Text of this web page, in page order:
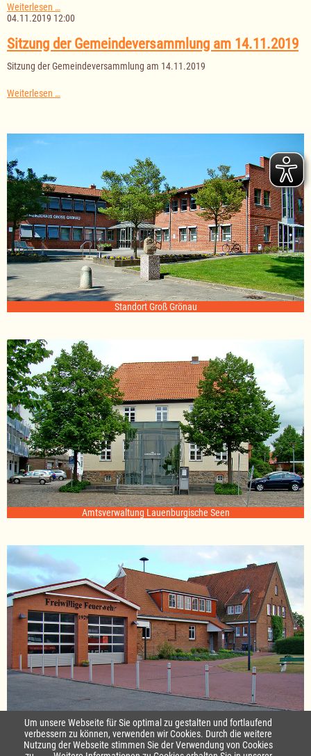
Weiterlesen …
der
am
14.11.2019
04.11.2019 12:00
Sitzung der Gemeindeversammlung am 14.11.2019
Sitzung der Gemeindeversammlung am 14.11.2019
Weiterlesen …Sitzung
14.11.2019
Standort Groß Grönau
Amtsverwaltung Lauenburgische Seen
Standort Sterley
Startseite|Kontakt
Um unsere Webseite für Sie optimal zu gestalten und fortlaufend
verbessern zu können, verwenden wir Cookies. Durch die weitere
Nutzung der Webseite stimmen Sie der Verwendung von Cookies